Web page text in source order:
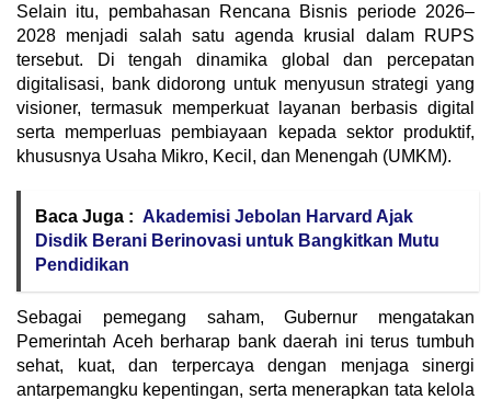
Selain itu, pembahasan Rencana Bisnis periode 2026–
2028 menjadi salah satu agenda krusial dalam RUPS
tersebut. Di tengah dinamika global dan percepatan
digitalisasi, bank didorong untuk menyusun strategi yang
visioner, termasuk memperkuat layanan berbasis digital
serta memperluas pembiayaan kepada sektor produktif,
khususnya Usaha Mikro, Kecil, dan Menengah (UMKM).
Baca Juga : Akademisi Jebolan Harvard Ajak
Disdik Berani Berinovasi untuk Bangkitkan Mutu
Pendidikan
Sebagai pemegang saham, Gubernur mengatakan
Pemerintah Aceh berharap bank daerah ini terus tumbuh
sehat, kuat, dan terpercaya dengan menjaga sinergi
antarpemangku kepentingan, serta menerapkan tata kelola